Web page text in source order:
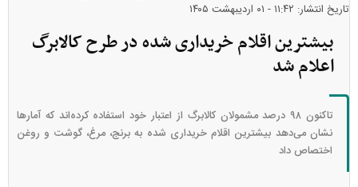
تاریخ انتشار: ۱۱:۴۲ - ۰۱ ارديبهشت ۱۴۰۵
بیشترین اقلام خریداری شده در طرح کالابرگ
اعلام شد
تاکنون ۹۸ درصد مشمولان کالابرگ از اعتبار خود استفاده کرده‌اند که آمار‌ها
نشان می‌دهد بیشترین اقلام خریداری شده به برنج، مرغ، گوشت و روغن
اختصاص داد